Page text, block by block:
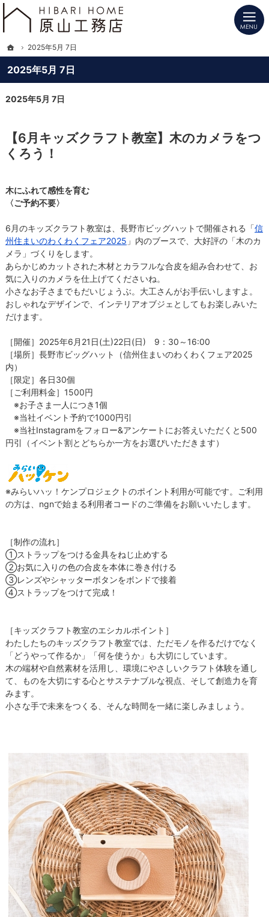
2025年5月 7日
プロの目線からご提案。長野県北信の注文住宅・新築戸建てを手がける工務店なら
長野県北信の新築・注文住宅・新築戸建てを手がけるHIBARI HOME原山工務店
2025年5月 7日
【6月キッズクラフト教室】木のカメラをつ
くろう！
木にふれて感性を育む
〈ご予約不要〉
6月のキッズクラフト教室は、長野市ビッグハットで開催される「信
州住まいのわくわくフェア2025 」内のブースで、大好評の「木のカ
メラ」づくりをします。
あらかじめカットされた木材とカラフルな合皮を組み合わせて、お
気に入りのカメラを仕上げてくださいね。
小さなお子さまでもだいじょうぶ。大工さんがお手伝いしますよ。
おしゃれなデザインで、インテリアオブジェとしてもお楽しみいた
だけます。
［開催］2025年6月21日(土)22日(日) 9：30～16:00
［場所］長野市ビッグハット（信州住まいのわくわくフェア2025
内）
［限定］各日30個
［ご利用料金］1500円
※お子さま一人につき1個
※当社イベント予約で1000円引
※当社Instagramをフォロー&アンケートにお答えいただくと500
円引（イベント割とどちらか一方をお選びいただきます）
※みらいハッ！ケンプロジェクトのポイント利用が可能です。ご利用
の方は、ngnで始まる利用者コードのご準備をお願いいたします。
［制作の流れ］
①ストラップをつける金具をねじ止めする
②お気に入りの色の合皮を本体に巻き付ける
③レンズやシャッターボタンをボンドで接着
④ストラップをつけて完成！
［キッズクラフト教室のエシカルポイント］
わたしたちのキッズクラフト教室では、ただモノを作るだけでなく
「どうやって作るか」「何を使うか」も大切にしています。
木の端材や自然素材を活用し、環境にやさしいクラフト体験を通し
て、ものを大切にする心とサステナブルな視点、そして創造力を育
みます。
小さな手で未来をつくる、そんな時間を一緒に楽しみましょう。
ホーム
2025年5月 7日